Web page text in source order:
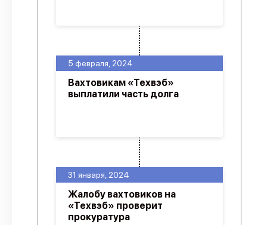
31 января, 2024
Жалобу вахтовиков на
«Техвэб» проверит
прокуратура
5 февраля, 2024
Вахтовикам «Техвэб»
выплатили часть долга